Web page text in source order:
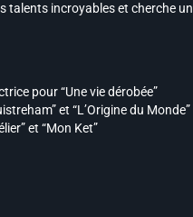
talents incroyables et cherche un
pour “Une vie dérobée”
et “L’Origine du Monde”
et “Mon Ket”